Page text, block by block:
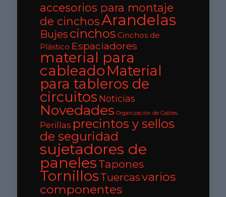
accesorios para montaje
de cinchosArandelas
Bujes cinchos Cinchos de
Plástico Espaciadores
material para
cableadoMaterial
para tableros de
circuitos Noticias
Novedades Organización de Cables
Perillas precintos y sellos
de seguridad
sujetadores de
paneles Tapones
Tornillos Tuercasvarios
componentes